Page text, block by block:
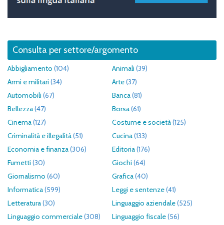
Consulta per settore/argomento
Abbigliamento (104) Animali (39)
Armi e militari (34) Arte(37)
Automobili (67) Banca(81)
Bellezza(47) Borsa(61)
Cinema(127) Costume e società(125)
Criminalità e illegalità(51) Cucina(133)
Economia e finanza(306) Editoria(176)
Fumetti (30) Giochi (64)
Giornalismo (60) Grafica(40)
Informatica(599) Leggi e sentenze(41)
Letteratura(30) Linguaggio aziendale(525)
Linguaggio commerciale(308) Linguaggio fiscale(56)